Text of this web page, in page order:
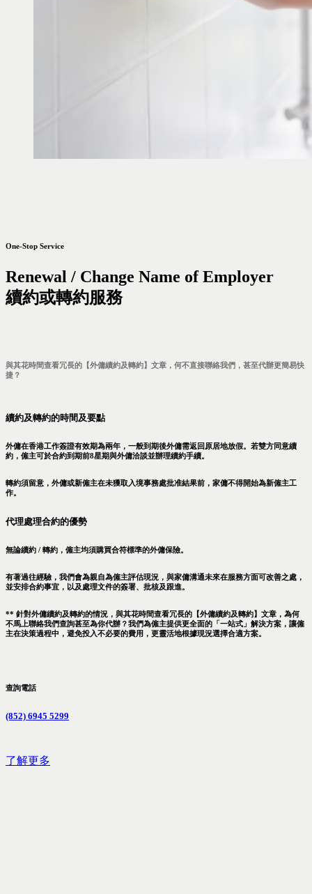
One-Stop Service
Renewal / Change Name of Employer
續約或轉約服務
與其花時間查看冗長的【外傭續約及轉約】文章，何不直接聯絡我們，甚至代辦更簡易快
捷？
續約及轉約的時間及要點
外傭在香港工作簽證有效期為兩年，一般到期後外傭需返回原居地放假。若雙方同意續
約，僱主可於合約到期前8星期與外傭洽談並辦理續約手續。
轉約須留意，外傭或新僱主在未獲取入境事務處批准結果前，家傭不得開始為新僱主工
作。
代理處理合約的優勢
無論續約 / 轉約，僱主均須購買合符標準的外傭保險。
有著過往經驗，我們會為親自為僱主評估現況，與家傭溝通未來在服務方面可改善之處，
並安排合約事宜，以及處理文件的簽署、批核及跟進。
** 針對外傭續約及轉約的情況，與其花時間查看冗長的【外傭續約及轉約】文章，為何
不馬上聯絡我們查詢甚至為你代辦？我們為僱主提供更全面的「一站式」解決方案，讓僱
主在決策過程中，避免投入不必要的費用，更靈活地根據現況選擇合適方案。
查詢電話
(852) 6945 5299
了解更多